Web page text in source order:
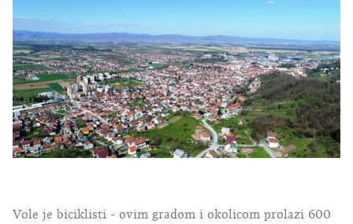
Vole je biciklisti - ovim gradom i okolicom prolazi 600